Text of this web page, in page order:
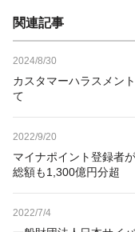
関連記事
2024/8/30
カスタマーハラスメン
て
2022/9/20
マイナポイント登録者
総額も1,300億円分超
2022/7/4